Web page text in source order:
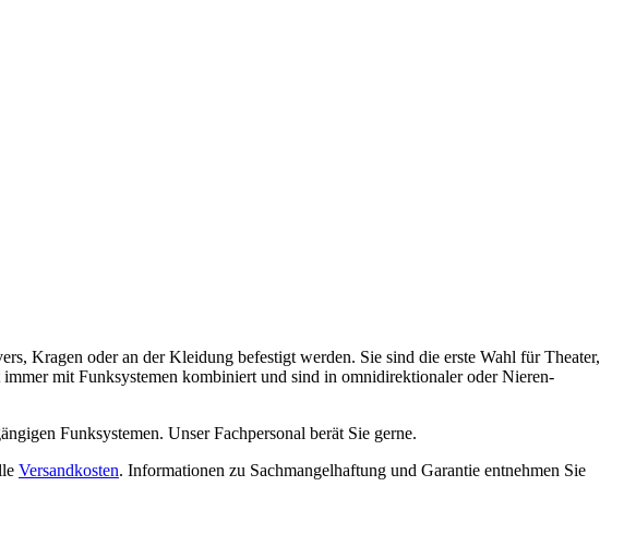
Kragen oder an der Kleidung befestigt werden. Sie sind die erste Wahl für Theater,
mit Funksystemen kombiniert und sind in omnidirektionaler oder Nieren-
Funksystemen. Unser Fachpersonal berät Sie gerne.
Versandkosten. Informationen zu Sachmangelhaftung und Garantie entnehmen Sie